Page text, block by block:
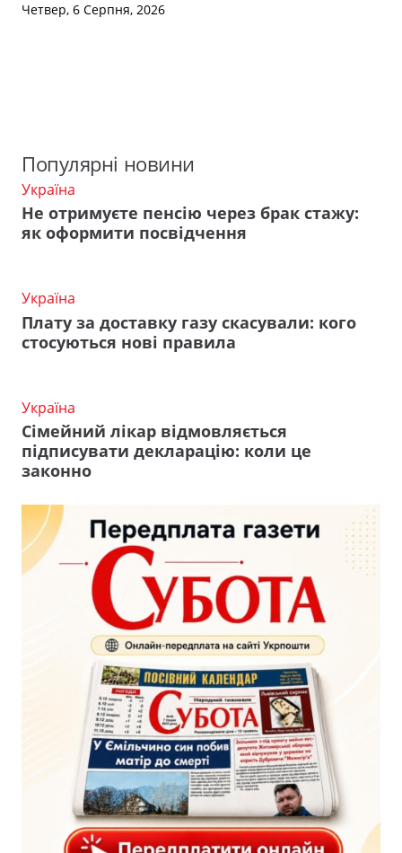
Четвер, 6 Серпня, 2026
Популярні новини
Україна
Не отримуєте пенсію через брак стажу:
як оформити посвідчення
Україна
Плату за доставку газу скасували: кого
стосуються нові правила
Україна
Сімейний лікар відмовляється
підписувати декларацію: коли це
законно